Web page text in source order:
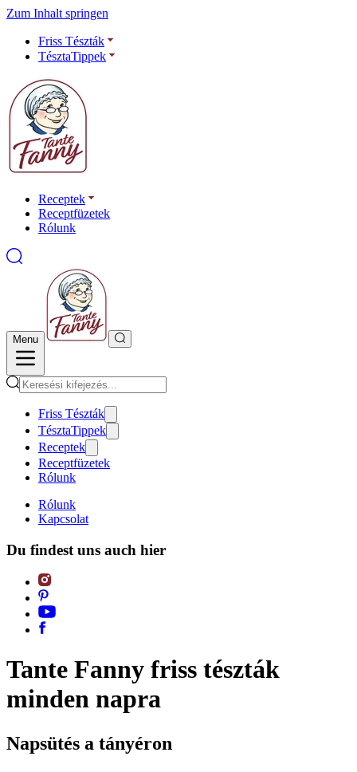
Zum Inhalt springen
Friss Tészták
TésztaTippek
Receptek
Receptfüzetek
Rólunk
Menu
Friss Tészták
TésztaTippek
Receptek
Receptfüzetek
Rólunk
Rólunk
Kapcsolat
Du findest uns auch hier
Tante Fanny friss tészták
minden napra
Napsütés a tányéron